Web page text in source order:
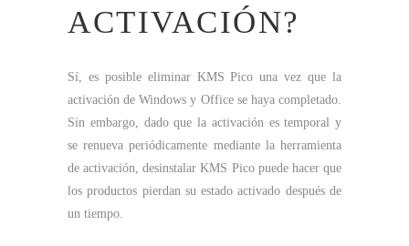
ACTIVACIÓN?
Sí, es posible eliminar KMS Pico una vez que la
activación de Windows y Office se haya completado.
Sin embargo, dado que la activación es temporal y
se renueva periódicamente mediante la herramienta
de activación, desinstalar KMS Pico puede hacer que
los productos pierdan su estado activado después de
un tiempo.